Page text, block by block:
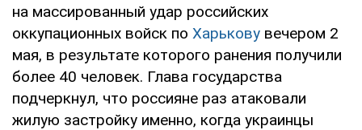
на массированный удар российских
оккупационных войск по Харькову вечером 2
мая, в результате которого ранения получили
более 40 человек. Глава государства
подчеркнул, что россияне раз атаковали
жилую застройку именно, когда украинцы